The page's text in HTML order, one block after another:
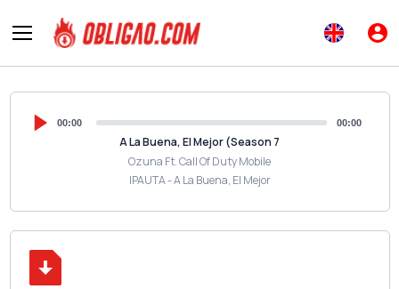
00:00 00:00
A La Buena, El Mejor (Season 7
Ozuna Ft. Call Of Duty Mobile
IPAUTA - A La Buena, El Mejor